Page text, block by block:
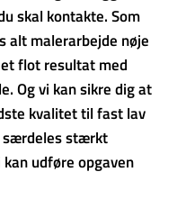
skal kontakte. Som
alt malerarbejde nøje
flot resultat med
Og vi kan sikre dig at
kvalitet til fast lav
særdeles stærkt
udføre opgaven